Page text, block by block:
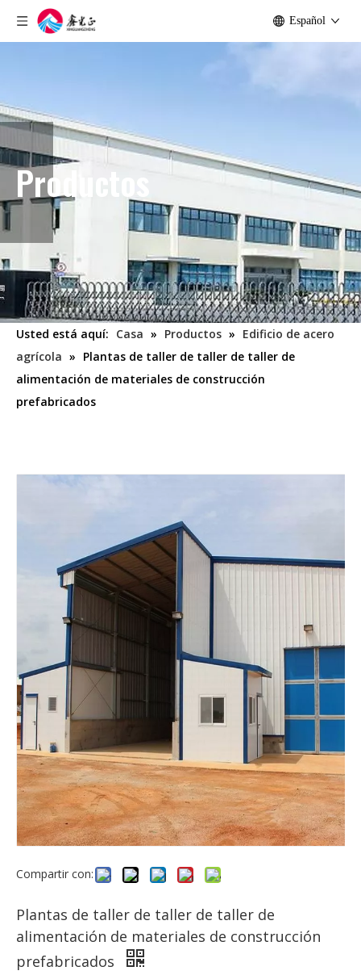
Español
Productos
Usted está aquí: Casa » Productos » Edificio de acero
agrícola » Plantas de taller de taller de taller de
alimentación de materiales de construcción
prefabricados
Compartir con:
Plantas de taller de taller de taller de
alimentación de materiales de construcción
prefabricados